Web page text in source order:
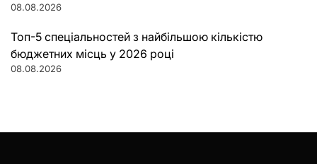
08.08.2026
Топ-5 спеціальностей з найбільшою кількістю
бюджетних місць у 2026 році
08.08.2026